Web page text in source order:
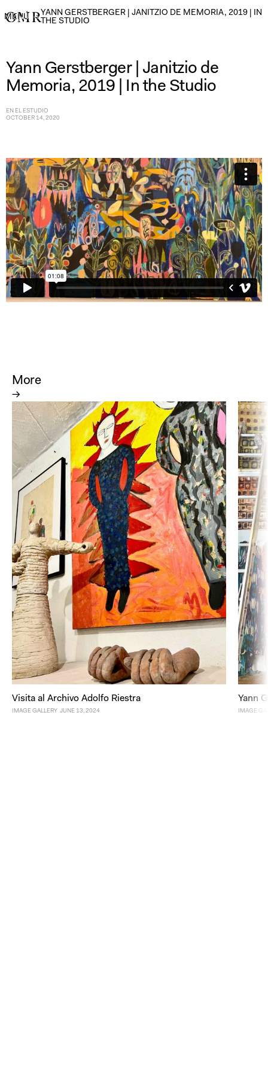
MENÚ →YANN GERSTBERGER | JANITZIO DE MEMORIA, 2019 | IN
THE STUDIO
Yann Gerstberger | Janitzio de
Memoria, 2019 | In the Studio
EN EL ESTUDIO
OCTOBER 14, 2020
More
→
Visita al Archivo Adolfo Riestra
IMAGE GALLERY JUNE 13, 2024
Yann
IMAGE